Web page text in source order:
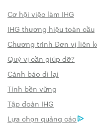
Cơ hội việc làm IHG
IHG thương hiệu toàn cầu
Chương trình Đơn vị liên
Quý vị cần giúp đỡ?
Cảnh báo đi lại
Tính bền vững
Tập đoàn IHG
Lựa chọn quảng cáo